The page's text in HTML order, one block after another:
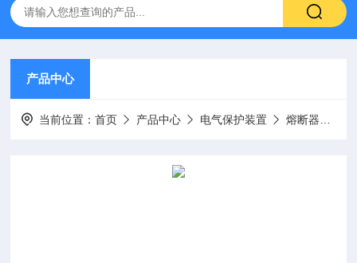
产品中心
当前位置：首页 产品中心 电气保护装置 熔断器